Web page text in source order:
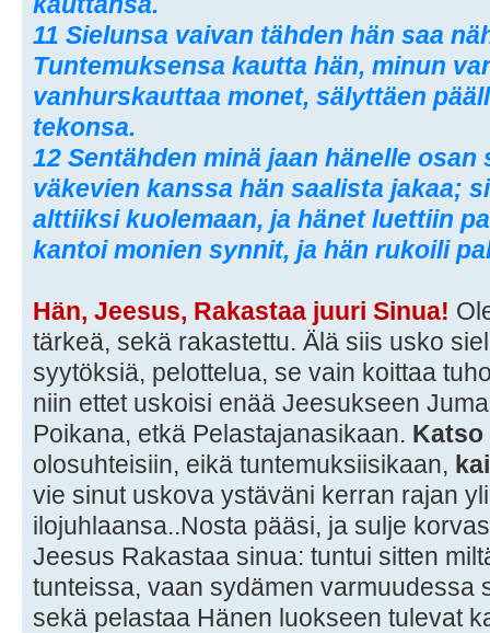
11 Sielunsa vaivan tähden hän saa
Tuntemuksensa kautta hän, minun
vanhurskauttaa monet, sälyttäen
tekonsa.
12 Sentähden minä jaan hänelle
väkevien kanssa hän saalista jakaa;
alttiiksi kuolemaan, ja hänet luettiin
kantoi monien synnit, ja hän rukoili
Hän, Jeesus, Rakastaa juuri Sinua!
tärkeä, sekä rakastettu. Älä siis usko
syytöksiä, pelottelua, se vain koittaa
niin ettet uskoisi enää Jeesukseen
Poikana, etkä Pelastajanasikaan. Katso
olosuhteisiin, eikä tuntemuksiisikaan,
vie sinut uskova ystäväni kerran rajan
ilojuhlaansa..Nosta pääsi, ja sulje
Jeesus Rakastaa sinua: tuntui sitten
tunteissa, vaan sydämen varmuudessa
sekä pelastaa Hänen luokseen tulevat